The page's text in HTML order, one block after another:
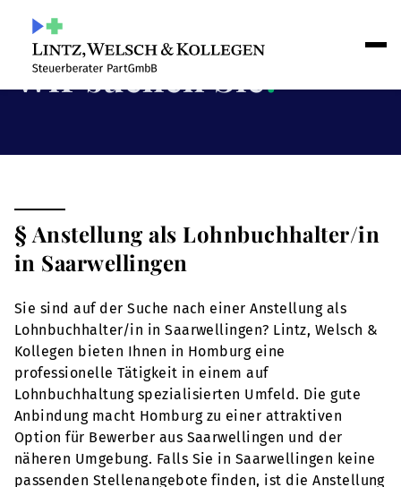
Wir suchen Sie!
§ Anstellung als Lohnbuchhalter/in
in Saarwellingen
Sie sind auf der Suche nach einer Anstellung als
Lohnbuchhalter/in in Saarwellingen? Lintz, Welsch &
Kollegen bieten Ihnen in Homburg eine
professionelle Tätigkeit in einem auf
Lohnbuchhaltung spezialisierten Umfeld. Die gute
Anbindung macht Homburg zu einer attraktiven
Option für Bewerber aus Saarwellingen und der
näheren Umgebung. Falls Sie in Saarwellingen keine
passenden Stellenangebote finden, ist die Anstellung